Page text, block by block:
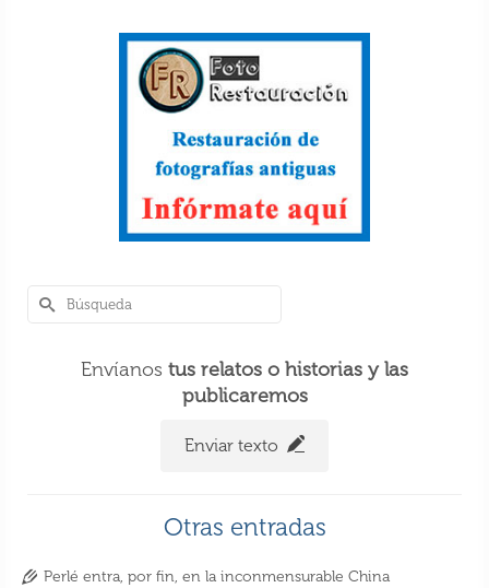
Envíanos tus relatos o historias y las
publicaremos
Enviar texto
Otras entradas
Perlé entra, por fin, en la inconmensurable China